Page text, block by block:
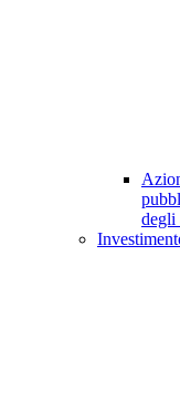
degli